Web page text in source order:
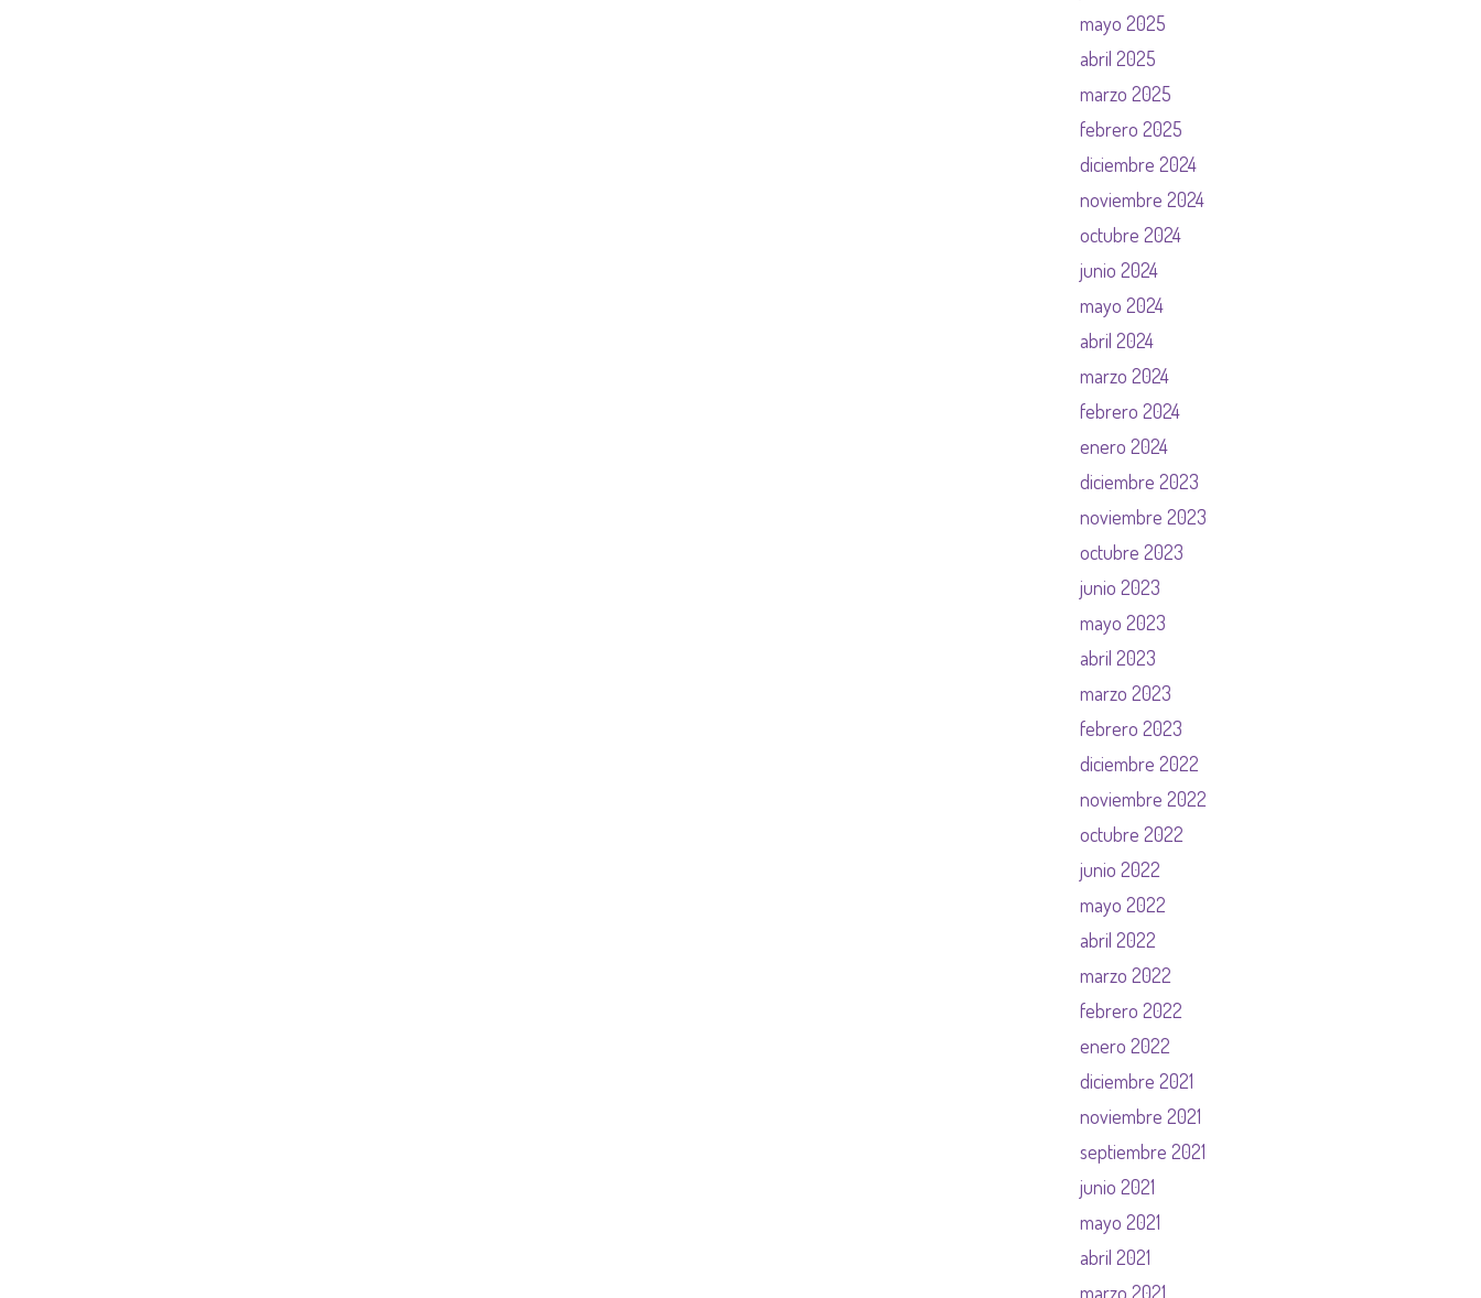
mayo 2025
abril 2025
marzo 2025
febrero 2025
diciembre 2024
noviembre 2024
octubre 2024
junio 2024
mayo 2024
abril 2024
marzo 2024
febrero 2024
enero 2024
diciembre 2023
noviembre 2023
octubre 2023
junio 2023
mayo 2023
abril 2023
marzo 2023
febrero 2023
diciembre 2022
noviembre 2022
octubre 2022
junio 2022
mayo 2022
abril 2022
marzo 2022
febrero 2022
enero 2022
diciembre 2021
noviembre 2021
septiembre 2021
junio 2021
mayo 2021
abril 2021
marzo 2021